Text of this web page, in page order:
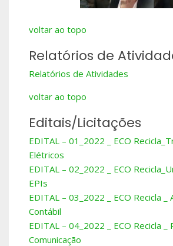
voltar ao topo
Relatórios de
Relatórios de Atividades
voltar ao topo
Editais/Licitações
EDITAL – 01_2022 _ ECO
Elétricos
EDITAL – 02_2022 _ ECO
EPIs
EDITAL – 03_2022 _ ECO Recicla _
Contábil
EDITAL – 04_2022 _ ECO Recicla _
Comunicação